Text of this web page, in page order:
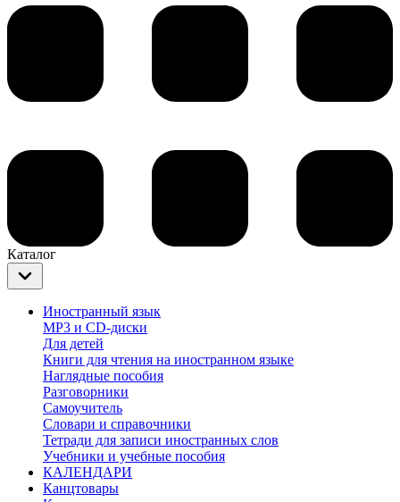
Каталог
Иностранный язык
MP3 и CD-диски
Для детей
Книги для чтения на иностранном языке
Наглядные пособия
Разговорники
Самоучитель
Словари и справочники
Тетради для записи иностранных слов
Учебники и учебные пособия
КАЛЕНДАРИ
Канцтовары